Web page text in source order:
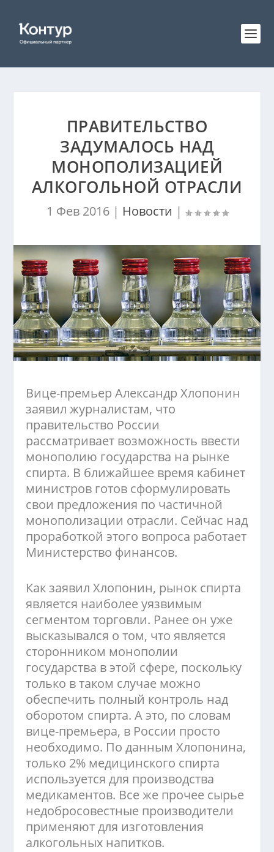
ПРАВИТЕЛЬСТВО
ЗАДУМАЛОСЬ НАД
МОНОПОЛИЗАЦИЕЙ
АЛКОГОЛЬНОЙ ОТРАСЛИ
1 Фев 2016| Новости |
Вице-премьер Александр Хлопонин
заявил журналистам, что
правительство России
рассматривает возможность ввести
монополию государства на рынке
спирта. В ближайшее время кабинет
министров готов сформулировать
свои предложения по частичной
монополизации отрасли. Сейчас над
проработкой этого вопроса работает
Министерство финансов.
Как заявил Хлопонин, рынок спирта
является наиболее уязвимым
сегментом торговли. Ранее он уже
высказывался о том, что является
сторонником монополии
государства в этой сфере, поскольку
только в таком случае можно
обеспечить полный контроль над
оборотом спирта. А это, по словам
вице-премьера, в России просто
необходимо. По данным Хлопонина,
только 2% медицинского спирта
используется для производства
медикаментов. Все же прочее сырье
недобросовестные производители
применяют для изготовления
алкогольных напитков.